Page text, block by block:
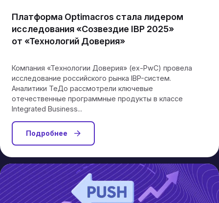
Платформа Optimacros стала лидером
исследования «Созвездие IBP 2025»
от «Технологий Доверия»
Компания «Технологии Доверия» (ex-PwC) провела
исследование российского рынка IBP-систем.
Аналитики ТеДо рассмотрели ключевые
отечественные программные продукты в классе
Integrated Business...
Подробнее